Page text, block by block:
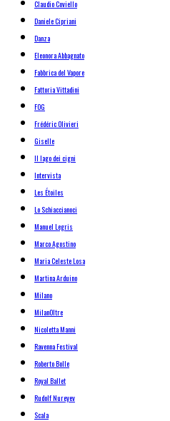
Claudio Coviello
Daniele Cipriani
Danza
Eleonora Abbagnato
Fabbrica del Vapore
Fattoria Vittadini
FOG
Frédéric Olivieri
Giselle
Il lago dei cigni
Intervista
Les Étoiles
Lo Schiaccianoci
Manuel Legris
Marco Agostino
Maria Celeste Losa
Martina Arduino
Milano
MilanOltre
Nicoletta Manni
Ravenna Festival
Roberto Bolle
Royal Ballet
Rudolf Nureyev
Scala